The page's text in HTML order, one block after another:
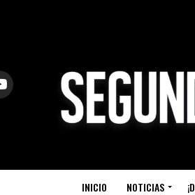
INICIO NOTICIAS